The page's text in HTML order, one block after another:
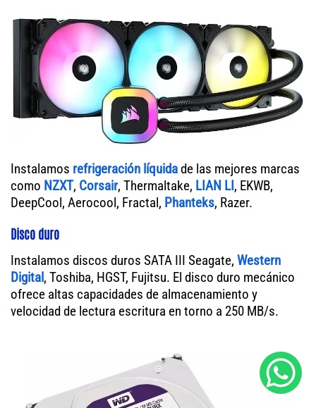
Instalamos refrigeración líquidade las mejores marcas
como NZXT, Corsair, Thermaltake, LIAN LI, EKWB,
DeepCool, Aerocool, Fractal, Phanteks, Razer.
Disco duro
Instalamos discos duros SATA III Seagate, Western
Digital, Toshiba, HGST, Fujitsu. El disco duro mecánico
ofrece altas capacidades de almacenamiento y
velocidad de lectura escritura en torno a 250 MB/s.